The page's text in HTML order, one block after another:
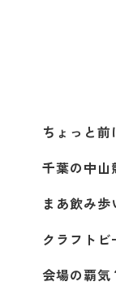
ちょっと
千葉の中山
まあ飲み歩
クラフトビ
会場の覇気